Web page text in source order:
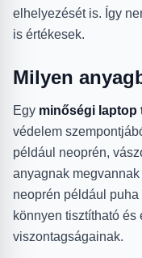
elhelyezését is. Így
is értékesek.
Milyen
Egy minőségi laptop
védelem
például neoprén,
anyagnak
neoprén például
könnyen tisztítható
viszontagságainak.